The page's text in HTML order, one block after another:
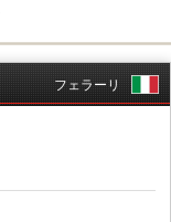
フェラーリ